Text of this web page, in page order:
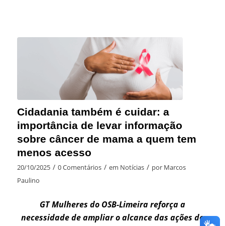
Cidadania também é cuidar: a
importância de levar informação
sobre câncer de mama a quem tem
menos acesso
20/10/2025 / 0 Comentários / em Notícias / por Marcos
Paulino
GT Mulheres do OSB-Limeira reforça a
necessidade de ampliar o alcance das ações do